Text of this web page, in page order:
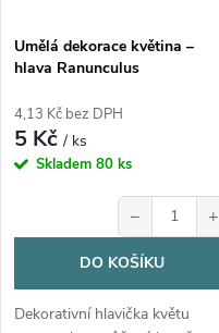
Umělá dekorace květina –
hlava Ranunculus
4,13 Kč bez DPH
5 Kč/ ks
Skladem 80 ks
− +
DO KOŠÍKU
Dekorativní hlavička květu